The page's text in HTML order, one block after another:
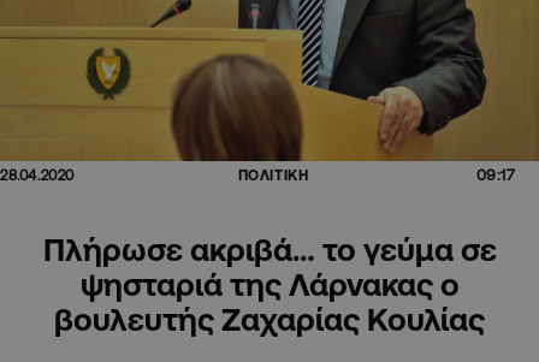
28.04.2020 ΠΟΛΙΤΙΚΗ 09:17
Πλήρωσε ακριβά… το γεύμα σε
ψησταριά της Λάρνακας ο
βουλευτής Ζαχαρίας Κουλίας